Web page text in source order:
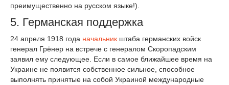
преимущественно на русском языке!).
5. Германская поддержка
24 апреля 1918 года начальник штаба германских войск
генерал Грёнер на встрече с генералом Скоропадским
заявил ему следующее. Если в самое ближайшее время на
Украине не появится собственное сильное, способное
выполнять принятые на собой Украиной международные